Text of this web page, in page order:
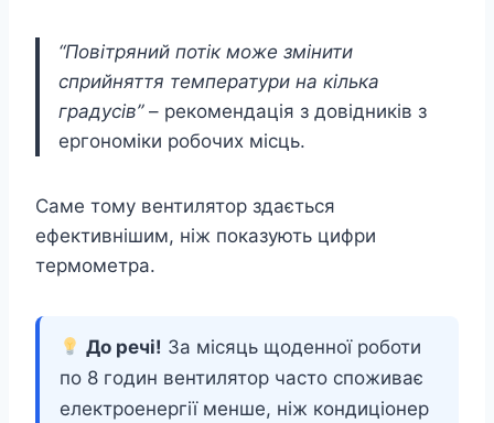
“Повітряний потік може змінити
сприйняття температури на кілька
градусів”– рекомендація з довідників з
ергономіки робочих місць.
Саме тому вентилятор здається
ефективнішим, ніж показують цифри
термометра.
До речі! За місяць щоденної роботи
по 8 годин вентилятор часто споживає
електроенергії менше, ніж кондиціонер